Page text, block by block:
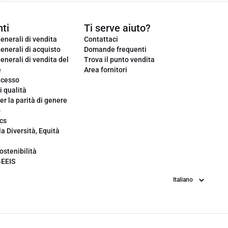
di vendita
di acquisto
di vendita del
qualità
la parità di genere
Diversità, Equità
Ti serve aiuto?
Contattaci
Domande frequenti
Trova il punto vendita
Area fornitori
Lingua